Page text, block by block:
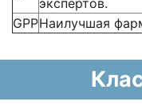
экспертов.
GPPНаилучшая